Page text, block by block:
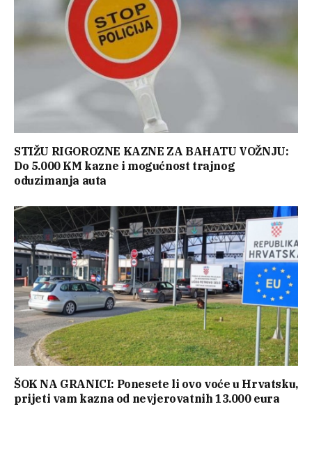
STIŽU RIGOROZNE KAZNE ZA BAHATU VOŽNJU:
Do 5.000 KM kazne i mogućnost trajnog
oduzimanja auta
ŠOK NA GRANICI: Ponesete li ovo voće u Hrvatsku,
prijeti vam kazna od nevjerovatnih 13.000 eura